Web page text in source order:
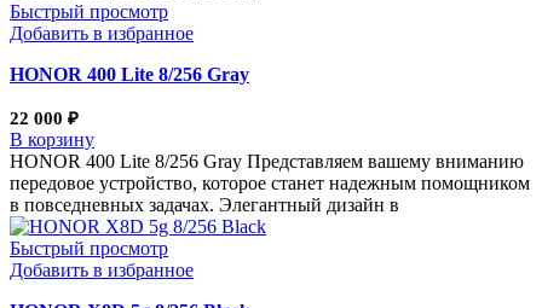
Быстрый просмотр
Добавить в избранное
HONOR 400 Lite 8/256 Gray
22 000 ₽
В корзину
HONOR 400 Lite 8/256 Gray Представляем вашему вниманию
передовое устройство, которое станет надежным помощником
в повседневных задачах. Элегантный дизайн в
Быстрый просмотр
Добавить в избранное